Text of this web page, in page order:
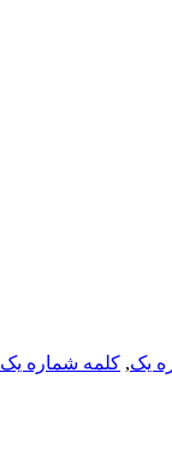
یک, کلمه شماره یک